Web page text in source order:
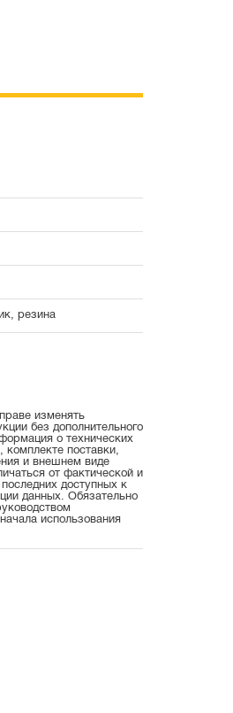
резина
изменять
без дополнительного
о технических
комплекте поставки,
и внешнем виде
от фактической и
доступных к
данных. Обязательно
использования